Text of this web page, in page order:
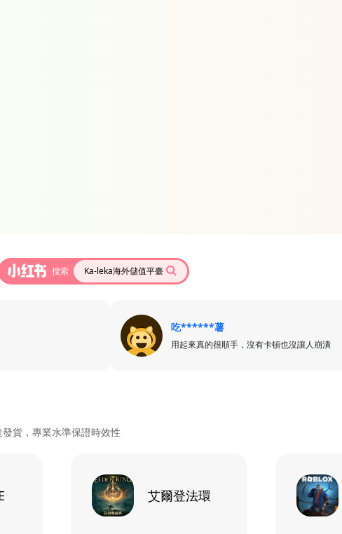
搜索 Ka-leka海外儲值平臺
吃******薯
用起來真的很順手，沒有卡頓也沒讓人崩潰
貨，專業水準保證時效性
艾爾登法環